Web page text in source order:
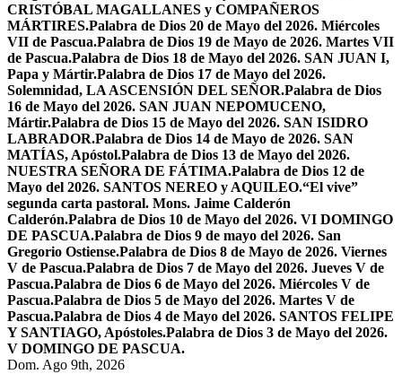
CRISTÓBAL MAGALLANES y COMPAÑEROS
MÁRTIRES.Palabra de Dios 20 de Mayo del 2026. Miércoles
VII de Pascua.Palabra de Dios 19 de Mayo de 2026. Martes VII
de Pascua.Palabra de Dios 18 de Mayo del 2026. SAN JUAN I,
Papa y Mártir.Palabra de Dios 17 de Mayo del 2026.
Solemnidad, LA ASCENSIÓN DEL SEÑOR.Palabra de Dios
16 de Mayo del 2026. SAN JUAN NEPOMUCENO,
Mártir.Palabra de Dios 15 de Mayo del 2026. SAN ISIDRO
LABRADOR.Palabra de Dios 14 de Mayo de 2026. SAN
MATÍAS, Apóstol.Palabra de Dios 13 de Mayo del 2026.
NUESTRA SEÑORA DE FÁTIMA.Palabra de Dios 12 de
Mayo del 2026. SANTOS NEREO y AQUILEO.“El vive”
segunda carta pastoral. Mons. Jaime Calderón
Calderón.Palabra de Dios 10 de Mayo del 2026. VI DOMINGO
DE PASCUA.Palabra de Dios 9 de mayo del 2026. San
Gregorio Ostiense.Palabra de Dios 8 de Mayo de 2026. Viernes
V de Pascua.Palabra de Dios 7 de Mayo del 2026. Jueves V de
Pascua.Palabra de Dios 6 de Mayo del 2026. Miércoles V de
Pascua.Palabra de Dios 5 de Mayo del 2026. Martes V de
Pascua.Palabra de Dios 4 de Mayo del 2026. SANTOS FELIPE
Y SANTIAGO, Apóstoles.Palabra de Dios 3 de Mayo del 2026.
V DOMINGO DE PASCUA.
Dom. Ago 9th, 2026